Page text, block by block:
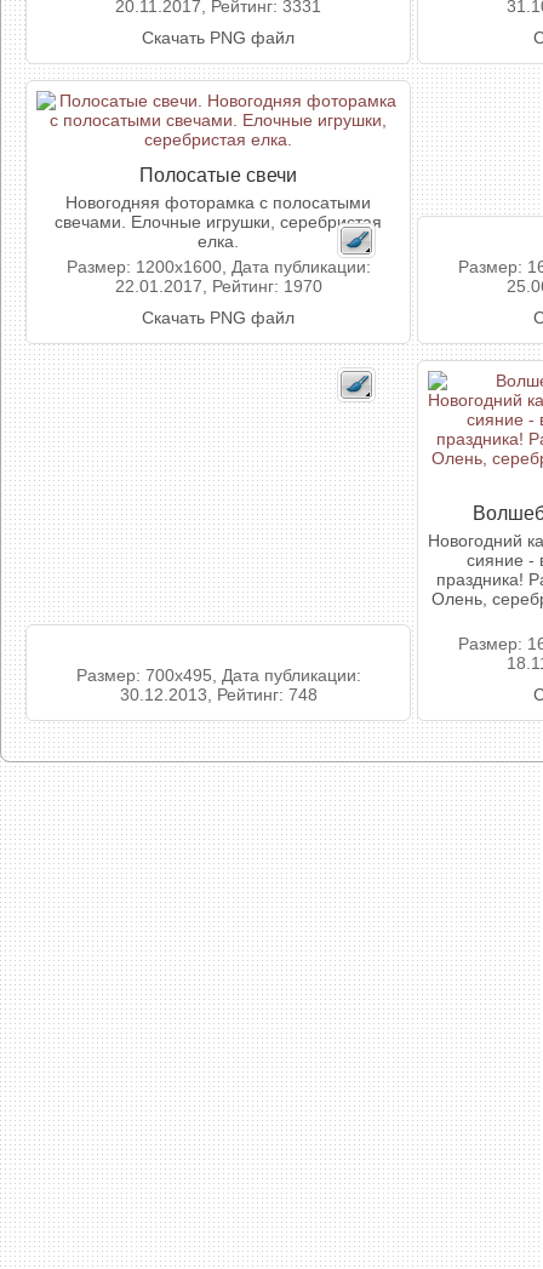
20.11.2017, Рейтинг: 3331
Скачать PNG файл
Полосатые свечи
Новогодняя фоторамка с полосатыми
свечами. Елочные игрушки, серебристая
елка.
Размер: 1200x1600, Дата публикации:
22.01.2017, Рейтинг: 1970
Скачать PNG файл
Размер:
Размер: 700x495, Дата публикации:
30.12.2013, Рейтинг: 748
Новогодний
сияние -
праздника!
Олень,
Размер: